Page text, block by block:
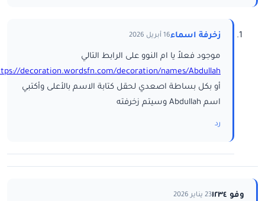
زخرفة اسماء16 أبريل 2026
موجود فعلاً يا ام النوو على الرابط التالي
decoration.wordsfn.com/decoration/names/Abdullah/
أو بكل بساطة اصعدي لحقل كتابة الاسم بالأعلى وأكتبي
اسم Abdullah وسيتم زخرفته
رد
وفو ١٢٣٤ 23 يناير 2026